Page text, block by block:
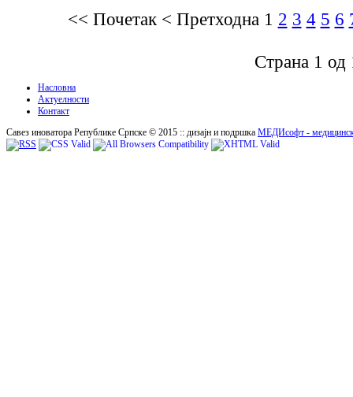
<< Почетак< Претходна 1 2 3 4 5 6
Страна 1 од
Насловна
Актуелности
Контакт
Савез иноватора Републике Српске © 2015 :: дизајн и подршка МЕДИсофт -